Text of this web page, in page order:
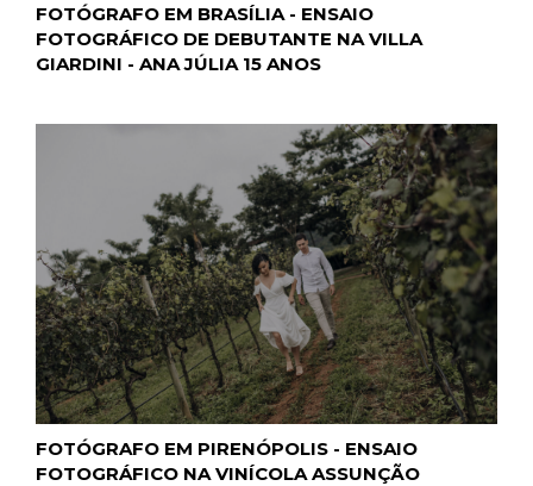
FOTÓGRAFO EM BRASÍLIA - ENSAIO
FOTOGRÁFICO DE DEBUTANTE NA VILLA
GIARDINI - ANA JÚLIA 15 ANOS
FOTÓGRAFO EM PIRENÓPOLIS - ENSAIO
FOTOGRÁFICO NA VINÍCOLA ASSUNÇÃO